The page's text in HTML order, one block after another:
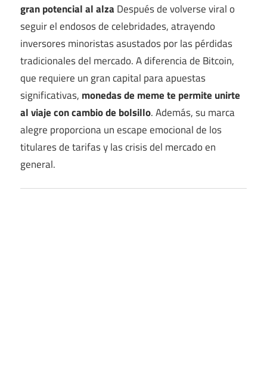
gran potencial al alza Después de volverse viral o
seguir el endosos de celebridades, atrayendo
inversores minoristas asustados por las pérdidas
tradicionales del mercado. A diferencia de Bitcoin,
que requiere un gran capital para apuestas
significativas, monedas de meme te permite unirte
al viaje con cambio de bolsillo. Además, su marca
alegre proporciona un escape emocional de los
titulares de tarifas y las crisis del mercado en
general.